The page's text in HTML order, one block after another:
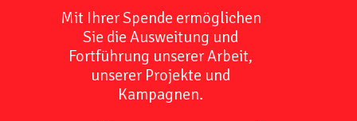
Mit Ihrer Spende ermöglichen
Sie die Ausweitung und
Fortführung unserer Arbeit,
unserer Projekte und
Kampagnen.